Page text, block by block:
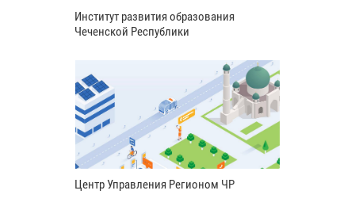
Институт развития образования
Чеченской Республики
Центр Управления Регионом ЧР